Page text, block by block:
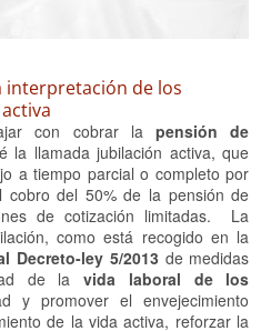
interpretación de los
con cobrar lapensión de
la llamada jubilación activa, que
a tiempo parcial o completo por
del 50% de la pensión de
de cotización limitadas. La
como está recogido en la
Decreto-ley 5/2013 de medidas
de lavida laboral de los
y promover el envejecimiento
de la vida activa, reforzar la